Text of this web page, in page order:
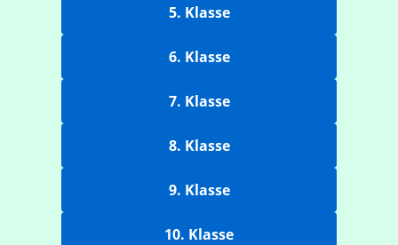
5. Klasse
6. Klasse
7. Klasse
8. Klasse
9. Klasse
10. Klasse